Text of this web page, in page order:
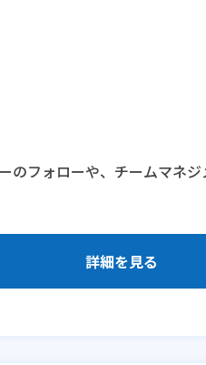
のフォローや、チームマネジ
詳細を見る